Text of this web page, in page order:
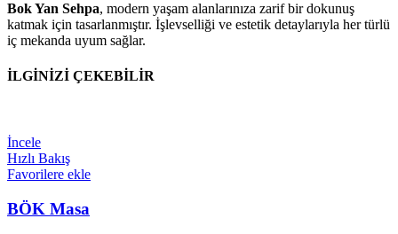
Bok Yan Sehpa, modern yaşam alanlarınıza zarif bir dokunuş
katmak için tasarlanmıştır. İşlevselliği ve estetik detaylarıyla her türlü
iç mekanda uyum sağlar.
İLGİNİZİ ÇEKEBİLİR
İncele
Hızlı Bakış
Favorilere ekle
BÖK Masa